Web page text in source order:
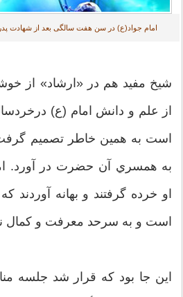
امام جواد(ع) در سن هفت سالگى بعد از شهادت
شيخ مفيد هم در «ارشاد» از
از علم و دانش امام (ع)
است به همين خاطر تصميم
به همسري آن حضرت در آورد.
او خرده گرفتند و بهانه آوردند
است و به سرحد معرفت و كمال
اين جا بود كه قرار شد جلسه